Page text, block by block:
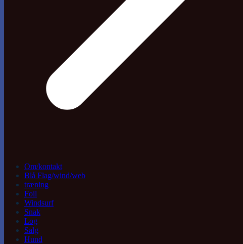
Om/kontakt
Blå Flag/wind/web
træning
Foil
Windsurf
Snak
Log
Salg
Hund